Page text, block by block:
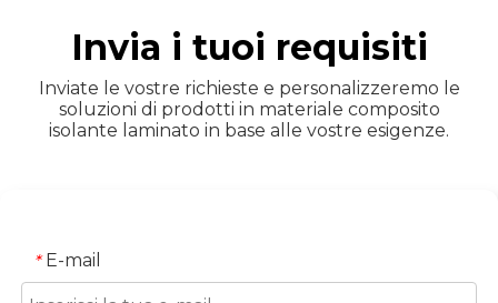
Invia i tuoi requisiti
Inviate le vostre richieste e personalizzeremo le
soluzioni di prodotti in materiale composito
isolante laminato in base alle vostre esigenze.
* E-mail